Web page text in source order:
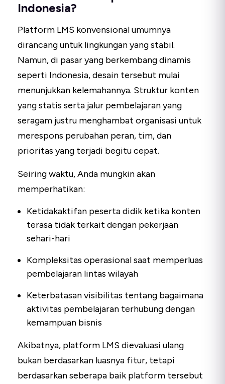
Indonesia?
Platform LMS konvensional umumnya
dirancang untuk lingkungan yang stabil.
Namun, di pasar yang berkembang dinamis
seperti Indonesia, desain tersebut mulai
menunjukkan kelemahannya. Struktur konten
yang statis serta jalur pembelajaran yang
seragam justru menghambat organisasi untuk
merespons perubahan peran, tim, dan
prioritas yang terjadi begitu cepat.
Seiring waktu, Anda mungkin akan
memperhatikan:
Ketidakaktifan peserta didik ketika konten
terasa tidak terkait dengan pekerjaan
sehari-hari
Kompleksitas operasional saat memperluas
pembelajaran lintas wilayah
Keterbatasan visibilitas tentang bagaimana
aktivitas pembelajaran terhubung dengan
kemampuan bisnis
Akibatnya, platform LMS dievaluasi ulang
bukan berdasarkan luasnya fitur, tetapi
berdasarkan seberapa baik platform tersebut